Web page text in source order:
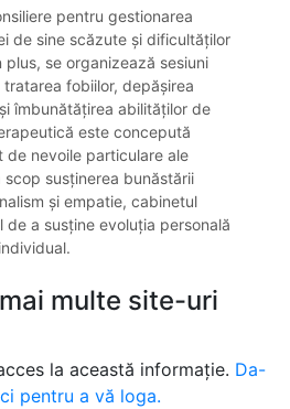
pentru gestionarea
de sine scăzute și dificultăților
se organizează sesiuni
fobiilor, depășirea
îmbunătățirea abilităților de
este concepută
nevoile particulare ale
susținerea bunăstării
și empatie, cabinetul
a susține evoluția personală
multe site-uri
la această informație. Da-
pentru a vă loga.